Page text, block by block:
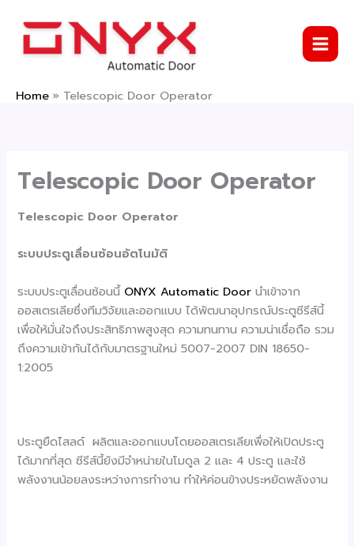
content
Home Telescopic Door Operator
Telescopic Door Operator
Telescopic Door Operator
ระบบประตูเลื่อนซ้อนอัตโนมัติ
ระบบประตูเลื่อนซ้อนนี้ ONYX Automatic Door นำเข้าจาก
ออสเตรเลียซึ่งทีมวิจัยและออกแบบ ได้พัฒนาอุปกรณ์ประตูซีรีส์นี้
เพื่อให้มั่นใจถึงประสิทธิภาพสูงสุด ความทนทาน ความน่าเชื่อถือ รวม
ถึงความเข้ากันได้กับมาตรฐานใหม่ 5007-2007 DIN 18650-
1:2005
ประตูยืดไสลด์ ผลิตและออกแบบโดยออสเตรเลียเพื่อให้เปิดประตู
ได้มากที่สุด ซีรีส์นี้ยังมีจำหน่ายในโมดูล 2 และ 4 ประตู และใช้
พลังงานน้อยลงระหว่างการทำงาน ทำให้ค่อนข้างประหยัดพลังงาน